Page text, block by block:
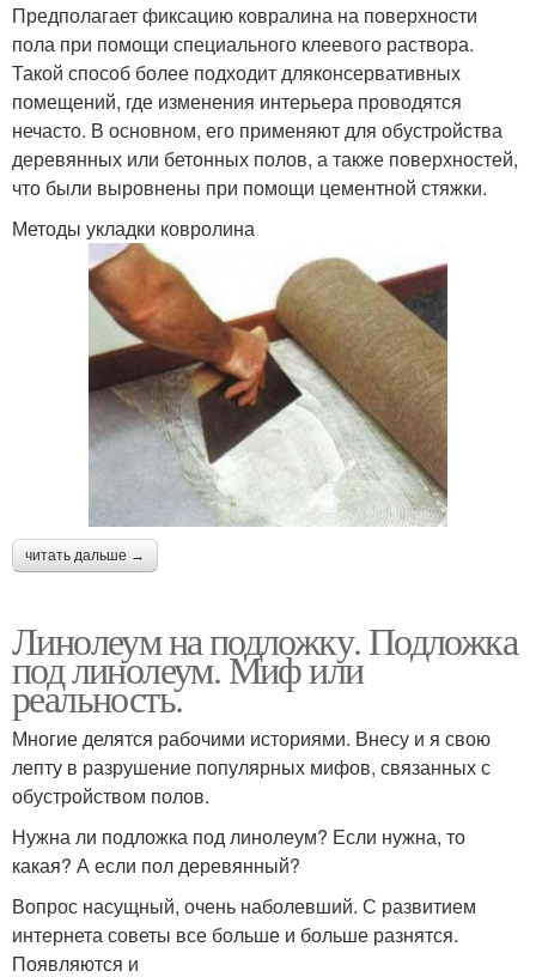
Предполагает фиксацию ковралина на поверхности
пола при помощи специального клеевого раствора.
Такой способ более подходит дляконсервативных
помещений, где изменения интерьера проводятся
нечасто. В основном, его применяют для обустройства
деревянных или бетонных полов, а также поверхностей,
что были выровнены при помощи цементной стяжки.
Методы укладки ковролина
читать дальше →
Линолеум на подложку. Подложка
под линолеум. Миф или
реальность.
Многие делятся рабочими историями. Внесу и я свою
лепту в разрушение популярных мифов, связанных с
обустройством полов.
Нужна ли подложка под линолеум? Если нужна, то
какая? А если пол деревянный?
Вопрос насущный, очень наболевший. С развитием
интернета советы все больше и больше разнятся.
Появляются и